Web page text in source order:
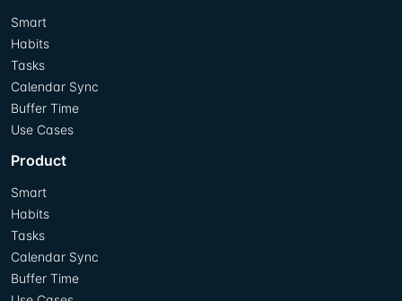
Smart
Habits
Tasks
Calendar Sync
Buffer Time
Use Cases
Product
Smart
Habits
Tasks
Calendar Sync
Buffer Time